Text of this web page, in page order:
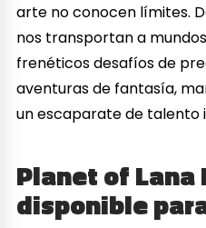
arte no conocen límites.
nos transportan a
frenéticos desafíos de
aventuras de fantasía,
un escaparate de talento
Planet of Lana
disponible